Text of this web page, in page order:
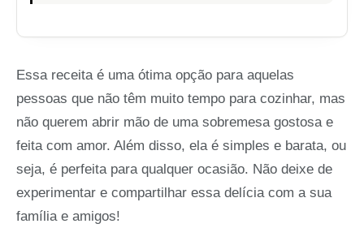
Essa receita é uma ótima opção para aquelas
pessoas que não têm muito tempo para cozinhar, mas
não querem abrir mão de uma sobremesa gostosa e
feita com amor. Além disso, ela é simples e barata, ou
seja, é perfeita para qualquer ocasião. Não deixe de
experimentar e compartilhar essa delícia com a sua
família e amigos!